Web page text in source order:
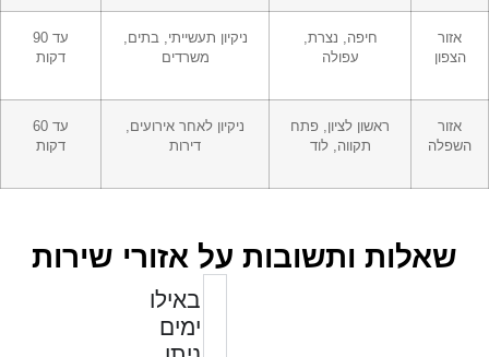
אזור
הצפון
חיפה, נצרת,
עפולה
ניקיון תעשייתי, בתים,
משרדים
עד 90
דקות
אזור
השפלה
ראשון לציון, פתח
תקווה, לוד
ניקיון לאחר אירועים,
דירות
עד 60
דקות
שאלות ותשובות על אזורי שירות
באילו
ימים